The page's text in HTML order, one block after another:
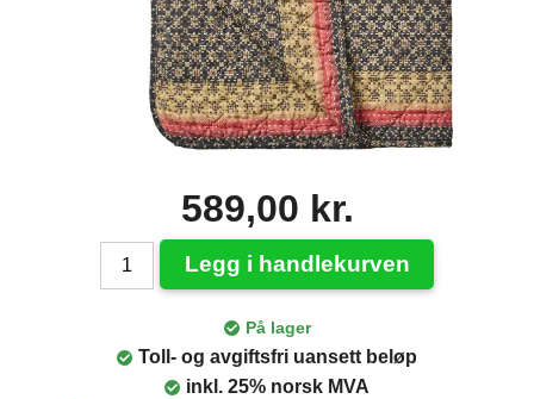
589,00 kr.
Legg i handlekurven
På lager
Toll- og avgiftsfri uansett beløp
inkl. 25% norsk MVA